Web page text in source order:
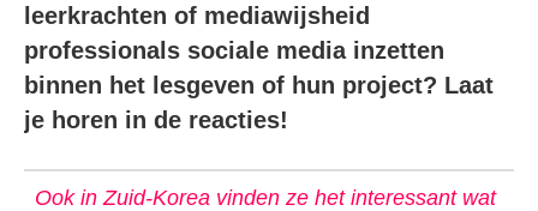
leerkrachten of mediawijsheid
professionals sociale media inzetten
binnen het lesgeven of hun project? Laat
je horen in de reacties!
Ook in Zuid-Korea vinden ze het interessant wat